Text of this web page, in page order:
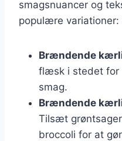
smagsnuancer og
populære variationer:
Brændende
flæsk i stedet for
smag.
Brændende
Tilsæt
broccoli for at